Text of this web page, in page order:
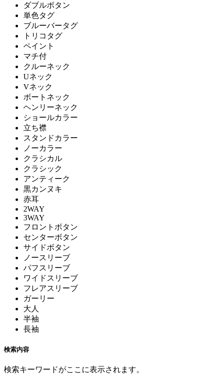
ダブルボタン
単色タグ
ブルーバータグ
トリコタグ
ペイント
マチ付
クルーネック
Uネック
Vネック
ボートネック
ヘンリーネック
ショールカラー
立ち襟
スタンドカラー
ノーカラー
クラシカル
クラシック
アンティーク
黒カンヌキ
赤耳
2WAY
3WAY
フロントボタン
センターボタン
サイドボタン
ノースリーブ
パフスリーブ
ワイドスリーブ
フレアスリーブ
ガーリー
大人
半袖
長袖
検索内容
検索キーワードがここに表示されます。